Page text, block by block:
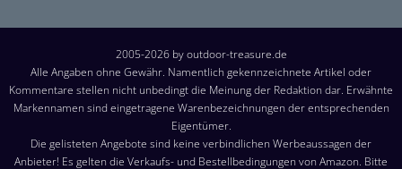
2005-2026 by outdoor-treasure.de
Alle Angaben ohne Gewähr. Namentlich gekennzeichnete Artikel oder
Kommentare stellen nicht unbedingt die Meinung der Redaktion dar. Erwähnte
Markennamen sind eingetragene Warenbezeichnungen der entsprechenden
Eigentümer.
Die gelisteten Angebote sind keine verbindlichen Werbeaussagen der
Anbieter! Es gelten die Verkaufs- und Bestellbedingungen von Amazon. Bitte